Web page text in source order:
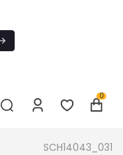
0
SCH14043_031